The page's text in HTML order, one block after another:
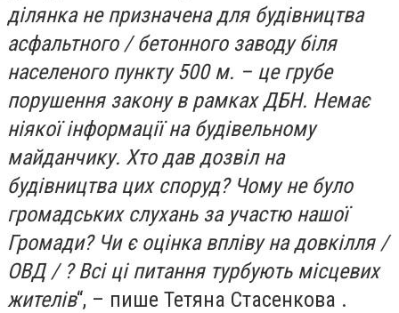
ділянка не призначена для будівництва
асфальтного / бетонного заводу біля
населеного пункту 500 м. – це грубе
порушення закону в рамках ДБН. Немає
ніякої інформації на будівельному
майданчику. Хто дав дозвіл на
будівництва цих споруд? Чому не було
громадських слухань за участю нашої
Громади? Чи є оцінка впліву на довкілля /
ОВД / ? Всі ці питання турбують місцевих
жителів“, – пише Тетяна Стасенкова .